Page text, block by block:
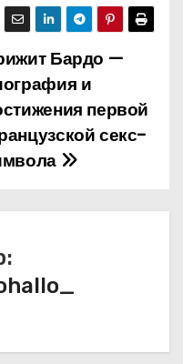
Бардо —
и
первой
секс-